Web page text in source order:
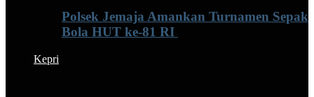
Polsek Jemaja Amankan Turnamen Sepak
Bola HUT ke-81 RI ‎
Kepri